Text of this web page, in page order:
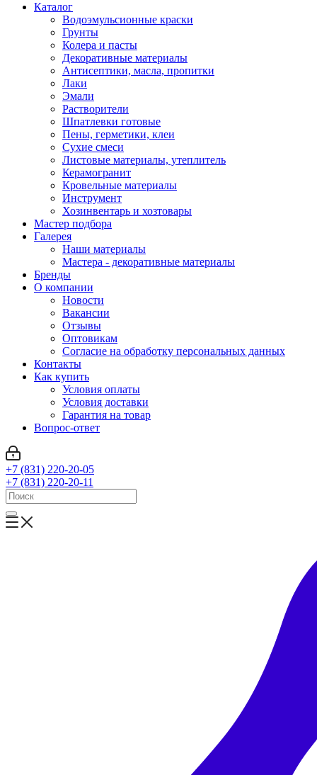
Каталог
Водоэмульсионные краски
Грунты
Колера и пасты
Декоративные материалы
Антисептики, масла, пропитки
Лаки
Эмали
Растворители
Шпатлевки готовые
Пены, герметики, клеи
Сухие смеси
Листовые материалы, утеплитель
Керамогранит
Кровельные материалы
Инструмент
Хозинвентарь и хозтовары
Мастер подбора
Галерея
Наши материалы
Мастера - декоративные материалы
Бренды
О компании
Новости
Вакансии
Отзывы
Оптовикам
Cогласие на обработку персональных данных
Контакты
Как купить
Условия оплаты
Условия доставки
Гарантия на товар
Вопрос-ответ
+7 (831) 220-20-05
+7 (831) 220-20-11